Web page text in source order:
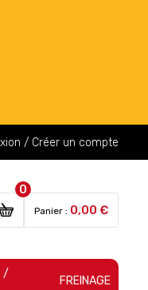
/ Créer un compte
0
Panier : 0,00 €
/
FREINAGE